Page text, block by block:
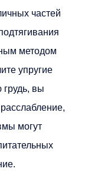
частей
методом
упругие
грудь, вы
могут